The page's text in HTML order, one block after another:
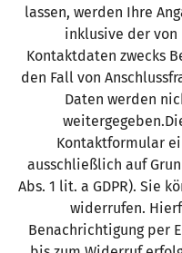
lassen, werden Ihre
inklusive der von
Kontaktdaten zwecks
den Fall von
Daten werden
Kontaktformular
ausschließlich auf
Abs. 1 lit. a GDPR). Sie
widerrufen.
Benachrichtigung per